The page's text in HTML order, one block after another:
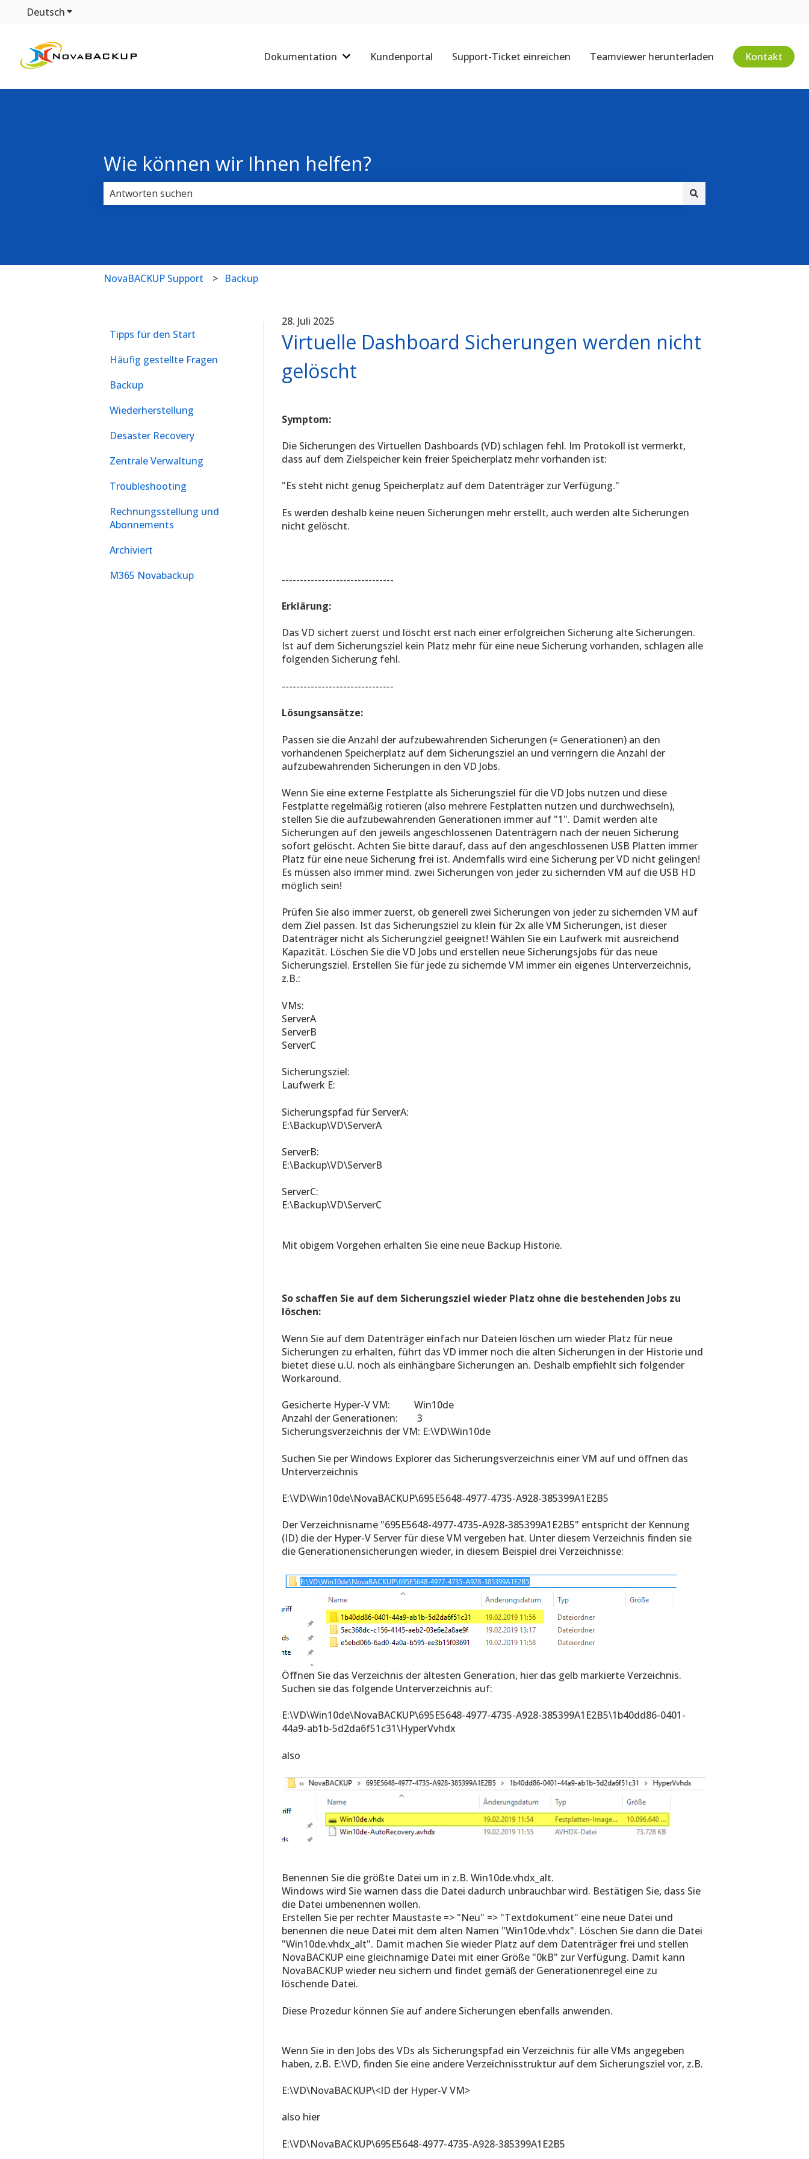
DeutschUntermenü für Übersetzungen anzeigen
Dokumentation Untermenü für Dokumentation anzeigen
Kundenportal Support-Ticket einreichen Teamviewer herunterladen Kontakt
Wie können wir Ihnen helfen?
NovaBACKUP Support Backup
28. Juli 2025
Virtuelle Dashboard Sicherungen werden nicht
gelöscht
Symptom:
Die Sicherungen des Virtuellen Dashboards (VD) schlagen fehl. Im Protokoll ist vermerkt,
dass auf dem Zielspeicher kein freier Speicherplatz mehr vorhanden ist:
"Es steht nicht genug Speicherplatz auf dem Datenträger zur Verfügung."
Es werden deshalb keine neuen Sicherungen mehr erstellt, auch werden alte Sicherungen
nicht gelöscht.
-------------------------------
Erklärung:
Das VD sichert zuerst und löscht erst nach einer erfolgreichen Sicherung alte Sicherungen.
Ist auf dem Sicherungsziel kein Platz mehr für eine neue Sicherung vorhanden, schlagen alle
folgenden Sicherung fehl.
-------------------------------
Lösungsansätze:
Passen sie die Anzahl der aufzubewahrenden Sicherungen (= Generationen) an den
vorhandenen Speicherplatz auf dem Sicherungsziel an und verringern die Anzahl der
aufzubewahrenden Sicherungen in den VD Jobs.
Wenn Sie eine externe Festplatte als Sicherungsziel für die VD Jobs nutzen und diese
Festplatte regelmäßig rotieren (also mehrere Festplatten nutzen und durchwechseln),
stellen Sie die aufzubewahrenden Generationen immer auf "1". Damit werden alte
Sicherungen auf den jeweils angeschlossenen Datenträgern nach der neuen Sicherung
sofort gelöscht. Achten Sie bitte darauf, dass auf den angeschlossenen USB Platten immer
Platz für eine neue Sicherung frei ist. Andernfalls wird eine Sicherung per VD nicht gelingen!
Es müssen also immer mind. zwei Sicherungen von jeder zu sichernden VM auf die USB HD
möglich sein!
Prüfen Sie also immer zuerst, ob generell zwei Sicherungen von jeder zu sichernden VM auf
dem Ziel passen. Ist das Sicherungsziel zu klein für 2x alle VM Sicherungen, ist dieser
Datenträger nicht als Sicherungziel geeignet! Wählen Sie ein Laufwerk mit ausreichend
Kapazität. Löschen Sie die VD Jobs und erstellen neue Sicherungsjobs für das neue
Sicherungsziel. Erstellen Sie für jede zu sichernde VM immer ein eigenes Unterverzeichnis,
z.B.:
VMs:
ServerA
ServerB
ServerC
Sicherungsziel:
Laufwerk E:
Sicherungspfad für ServerA:
E:\Backup\VD\ServerA
ServerB:
E:\Backup\VD\ServerB
ServerC:
E:\Backup\VD\ServerC
Mit obigem Vorgehen erhalten Sie eine neue Backup Historie.
So schaffen Sie auf dem Sicherungsziel wieder Platz ohne die bestehenden Jobs zu
löschen:
Wenn Sie auf dem Datenträger einfach nur Dateien löschen um wieder Platz für neue
Sicherungen zu erhalten, führt das VD immer noch die alten Sicherungen in der Historie und
bietet diese u.U. noch als einhängbare Sicherungen an. Deshalb empfiehlt sich folgender
Workaround.
Gesicherte Hyper-V VM: Win10de
Anzahl der Generationen: 3
Sicherungsverzeichnis der VM: E:\VD\Win10de
Suchen Sie per Windows Explorer das Sicherungsverzeichnis einer VM auf und öffnen das
Unterverzeichnis
E:\VD\Win10de\NovaBACKUP\695E5648-4977-4735-A928-385399A1E2B5
Der Verzeichnisname "695E5648-4977-4735-A928-385399A1E2B5" entspricht der Kennung
(ID) die der Hyper-V Server für diese VM vergeben hat. Unter diesem Verzeichnis finden sie
die Generationensicherungen wieder, in diesem Beispiel drei Verzeichnisse:
Öffnen Sie das Verzeichnis der ältesten Generation, hier das gelb markierte Verzeichnis.
Suchen sie das folgende Unterverzeichnis auf:
E:\VD\Win10de\NovaBACKUP\695E5648-4977-4735-A928-385399A1E2B5\1b40dd86-0401-
44a9-ab1b-5d2da6f51c31\HyperVvhdx
also
Benennen Sie die größte Datei um in z.B. Win10de.vhdx_alt.
Windows wird Sie warnen dass die Datei dadurch unbrauchbar wird. Bestätigen Sie, dass Sie
die Datei umbenennen wollen.
Erstellen Sie per rechter Maustaste => "Neu" => "Textdokument" eine neue Datei und
benennen die neue Datei mit dem alten Namen "Win10de.vhdx". Löschen Sie dann die Datei
"Win10de.vhdx_alt". Damit machen Sie wieder Platz auf dem Datenträger frei und stellen
NovaBACKUP eine gleichnamige Datei mit einer Größe "0kB" zur Verfügung. Damit kann
NovaBACKUP wieder neu sichern und findet gemäß der Generationenregel eine zu
löschende Datei.
Diese Prozedur können Sie auf andere Sicherungen ebenfalls anwenden.
Wenn Sie in den Jobs des VDs als Sicherungspfad ein Verzeichnis für alle VMs angegeben
haben, z.B. E:\VD, finden Sie eine andere Verzeichnisstruktur auf dem Sicherungsziel vor, z.B.
E:\VD\NovaBACKUP\<ID der Hyper-V VM>
also hier
E:\VD\NovaBACKUP\695E5648-4977-4735-A928-385399A1E2B5
Tipps für den Start
Häufig gestellte Fragen
Backup
Wiederherstellung
Desaster Recovery
Zentrale Verwaltung
Troubleshooting
Rechnungsstellung und
Abonnements
Archiviert
M365 Novabackup